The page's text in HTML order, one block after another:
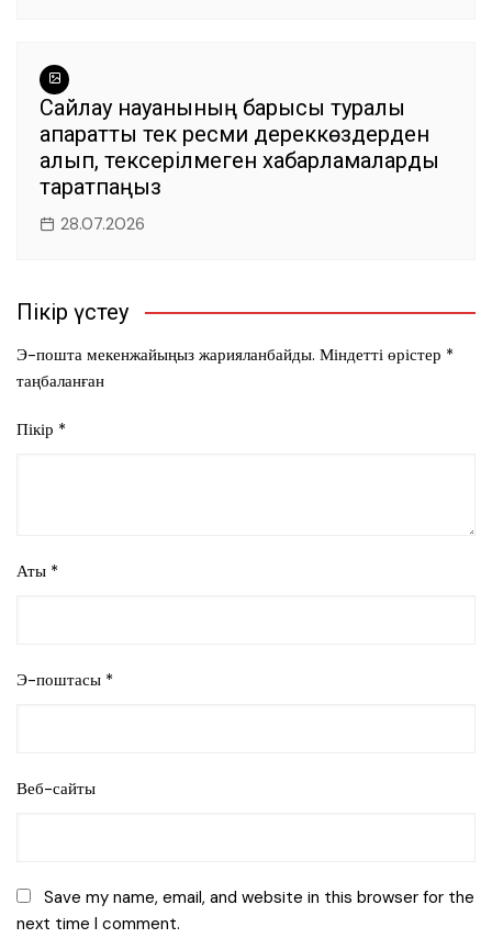
Сайлау науқанының барысы туралы
ақпаратты тек ресми дереккөздерден
алып, тексерілмеген хабарламаларды
таратпаңыз
28.07.2026
Пікір үстеу
Э-пошта мекенжайыңыз жарияланбайды. Міндетті өрістер *
таңбаланған
Пікір *
Аты *
Э-поштасы *
Веб-сайты
Save my name, email, and website in this browser for the
next time I comment.